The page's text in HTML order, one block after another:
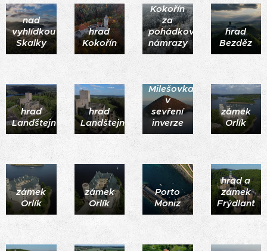
nad
vyhlídkou
Skalky
hrad
Kokořín
Kokořín
za
pohádkové
námrazy
hrad
Bezděz
hrad
Landštejn
hrad
Landštejn
Milešovka
v
sevření
inverze
zámek
Orlík
zámek
Orlík
zámek
Orlík
Porto
Moniz
hrad a
zámek
Frýdlant